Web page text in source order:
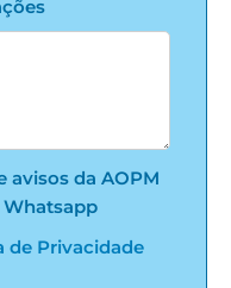
avisos da AOPM
de Privacidade